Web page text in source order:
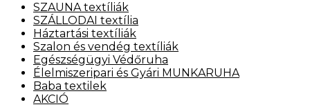
SZAUNA textíliák
SZÁLLODAI textília
Háztartási textíliák
Szalon és vendég textíliák
Egészségügyi Védőruha
Élelmiszeripari és Gyári MUNKARUHA
Baba textilek
AKCIÓ